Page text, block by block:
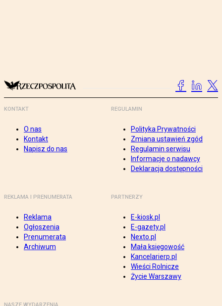
KONTAKT
O nas
Kontakt
Napisz do nas
REGULAMIN
Polityka Prywatności
Zmiana ustawień zgód
Regulamin serwisu
Informacje o nadawcy
Deklaracja dostępności
REKLAMA I PRENUMERATA
Reklama
Ogłoszenia
Prenumerata
Archiwum
PARTNERZY
E-kiosk.pl
E-gazety.pl
Nexto.pl
Mała księgowość
Kancelarierp.pl
Wieści Rolnicze
Życie Warszawy